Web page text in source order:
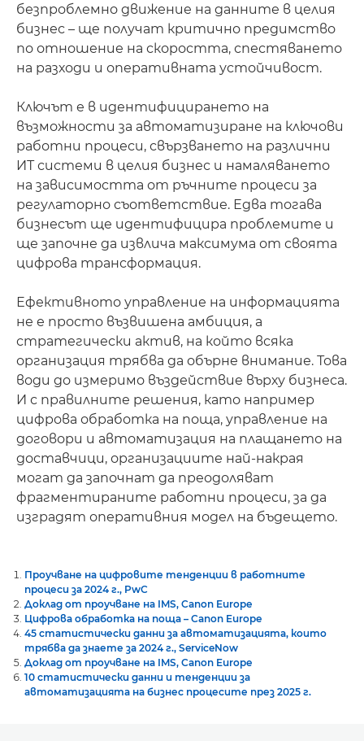
безпроблемно движение на данните в целия
бизнес – ще получат критично предимство
по отношение на скоростта, спестяването
на разходи и оперативната устойчивост.
Ключът е в идентифицирането на
възможности за автоматизиране на ключови
работни процеси, свързването на различни
ИТ системи в целия бизнес и намаляването
на зависимостта от ръчните процеси за
регулаторно съответствие. Едва тогава
бизнесът ще идентифицира проблемите и
ще започне да извлича максимума от своята
цифрова трансформация.
Ефективното управление на информацията
не е просто възвишена амбиция, а
стратегически актив, на който всяка
организация трябва да обърне внимание. Това
води до измеримо въздействие върху бизнеса.
И с правилните решения, като например
цифрова обработка на поща, управление на
договори и автоматизация на плащането на
доставчици, организациите най-накрая
могат да започнат да преодоляват
фрагментираните работни процеси, за да
изградят оперативния модел на бъдещето.
Проучване на цифровите тенденции в работните
процеси за 2024 г., PwC
Доклад от проучване на IMS, Canon Europe
Цифрова обработка на поща – Canon Europe
45 статистически данни за автоматизацията, които
трябва да знаете за 2024 г., ServiceNow
Доклад от проучване на IMS, Canon Europe
10 статистически данни и тенденции за
автоматизацията на бизнес процесите през 2025 г.